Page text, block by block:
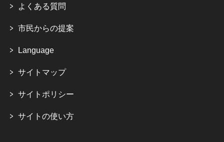
よくある質問
市民からの提案
Language
サイトマップ
サイトポリシー
サイトの使い方